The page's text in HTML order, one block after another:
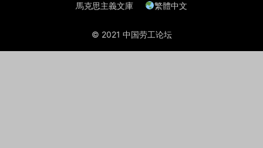
馬克思主義文庫 繁體中文
© 2021 中国劳工论坛